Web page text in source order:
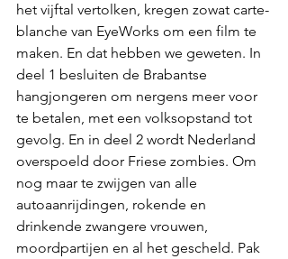
het vijftal vertolken, kregen zowat carte-
blanche van EyeWorks om een film te
maken. En dat hebben we geweten. In
deel 1 besluiten de Brabantse
hangjongeren om nergens meer voor
te betalen, met een volksopstand tot
gevolg. En in deel 2 wordt Nederland
overspoeld door Friese zombies. Om
nog maar te zwijgen van alle
autoaanrijdingen, rokende en
drinkende zwangere vrouwen,
moordpartijen en al het gescheld. Pak